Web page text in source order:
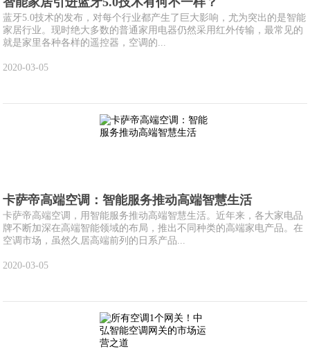
蓝牙5.0技术的发布，对每个行业都产生了巨大影响，尤为突出的是智能
家居行业。现时绝大多数的普通家用电器仍然采用红外传输，最常见的
就是家里各种各样的遥控器，空调的...
2020-03-05
卡萨帝高端空调：智能服务推动高端智慧生活
卡萨帝高端空调，用智能服务推动高端智慧生活。近年来，各大家电品
牌不断加深在高端智能领域的布局，推出不同种类的高端家电产品。在
空调市场，虽然久居高端前列的日系产品...
2020-03-05